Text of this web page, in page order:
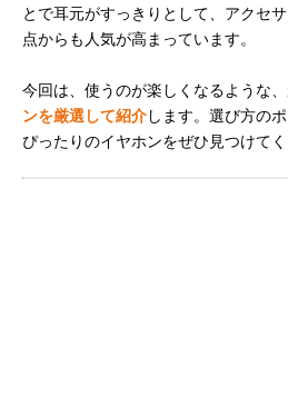
とで耳元がすっきりとして、アクセ
点からも人気が高まっています。
今回は、使うのが楽しくなるような、
ンを厳選して紹介します。選び方の
ぴったりのイヤホンをぜひ見つけてく